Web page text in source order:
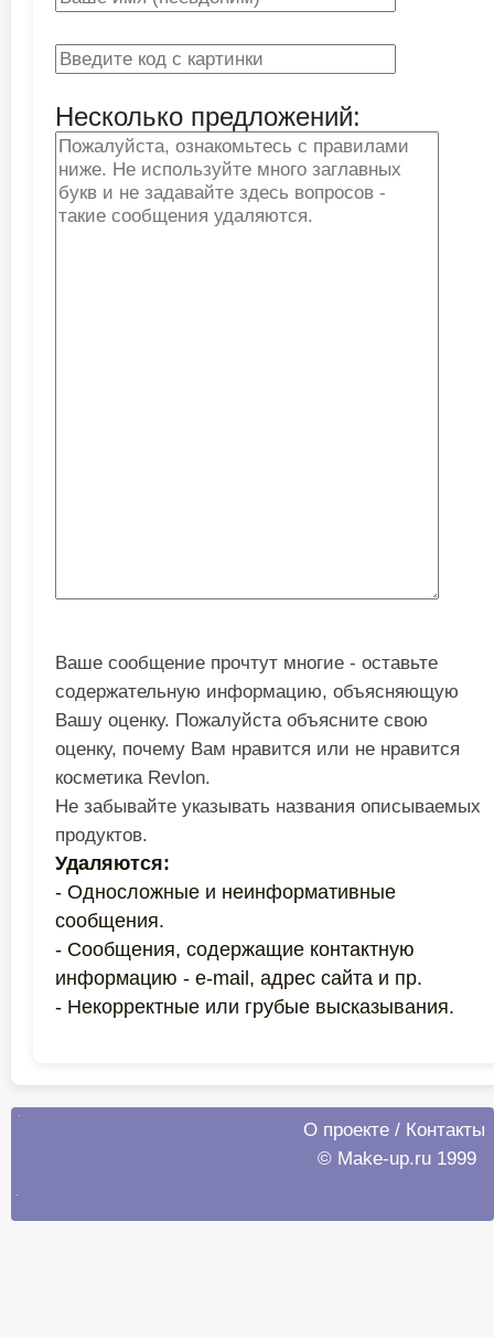
Несколько предложений:
Ваше сообщение прочтут многие - оставьте
содержательную информацию, объясняющую
Вашу оценку. Пожалуйста объясните свою
оценку, почему Вам нравится или не нравится
косметика Revlon.
Не забывайте указывать названия описываемых
продуктов.
Удаляются:
- Односложные и неинформативные
сообщения.
- Сообщения, содержащие контактную
информацию - e-mail, адрес сайта и пр.
- Некорректные или грубые высказывания.
О проекте / Контакты
© Make-up.ru 1999